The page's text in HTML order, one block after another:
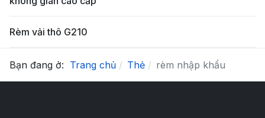
Rèm vải thô G210
Bạn đang ở: Trang chủ Thẻ rèm nhập khẩu